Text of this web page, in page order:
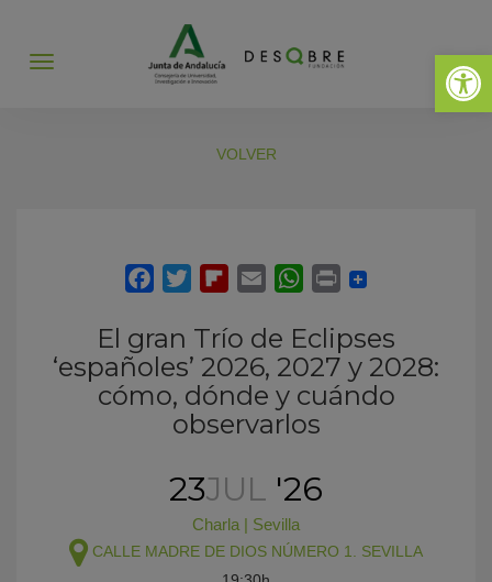
Abrir
Abrir
VOLVER
El gran Trío de Eclipses
‘españoles’ 2026, 2027 y 2028:
cómo, dónde y cuándo
observarlos
23JUL '26
Charla | Sevilla
CALLE MADRE DE DIOS NÚMERO 1. SEVILLA